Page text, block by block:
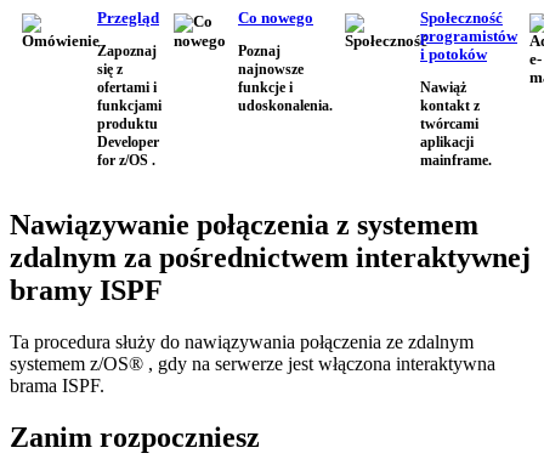
Przegląd
Zapoznaj
się z
ofertami i
funkcjami
produktu
Developer
for z/OS .
Co nowego
Poznaj
najnowsze
funkcje i
udoskonalenia.
Społeczność
programistów
i potoków
Nawiąż
kontakt z
twórcami
aplikacji
mainframe.
Nawiązywanie połączenia z systemem
zdalnym za pośrednictwem interaktywnej
bramy ISPF
Ta procedura służy do nawiązywania połączenia ze zdalnym
systemem z/OS® , gdy na serwerze jest włączona interaktywna
brama ISPF.
Zanim rozpoczniesz